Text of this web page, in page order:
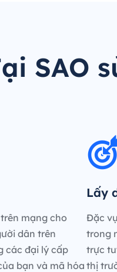
SAO
mạng cho
dân trên
các đại lý cấp
bạn và mã hóa
Lấy
Đặc
trong
trực
thị